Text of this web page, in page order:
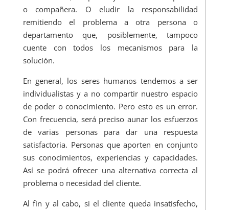
o compañera. O eludir la responsabilidad
remitiendo el problema a otra persona o
departamento que, posiblemente, tampoco
cuente con todos los mecanismos para la
solución.
En general, los seres humanos tendemos a ser
individualistas y a no compartir nuestro espacio
de poder o conocimiento. Pero esto es un error.
Con frecuencia, será preciso aunar los esfuerzos
de varias personas para dar una respuesta
satisfactoria. Personas que aporten en conjunto
sus conocimientos, experiencias y capacidades.
Así se podrá ofrecer una alternativa correcta al
problema o necesidad del cliente.
Al fin y al cabo, si el cliente queda insatisfecho,